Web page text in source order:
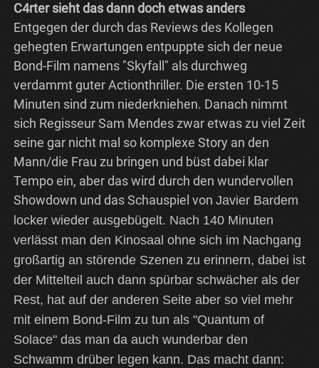
C4rter sieht das dann doch etwas anders
Entgegen der durch das Reviews des Kollegen
gehegten Erwartungen entpuppte sich der neue
Bond-Film namens "Skyfall" als durchweg
verdammt guter Actionthriller. Die ersten 10-15
Minuten sind zum niederkniehen. Danach nimmt
sich Regisseur Sam Mendes zwar etwas zu viel Zeit
seine gar nicht mal so komplexe Story an den
Mann/die Frau zu bringen und büst dabei klar
Tempo ein, aber das wird durch den wundervollen
Showdown und das Schauspiel von Javier Bardem
locker wieder ausgebügelt. Nach 140 Minuten
verlässt man den Kinosaal ohne sich im Nachgang
großartig an störende Szenen zu erinnern, dabei ist
der Mittelteil auch dann spürbar schwächer als der
Rest, hat auf der anderen Seite aber so viel mehr
mit einem Bond-Film zu tun als "Quantum of
Solace" das man da auch wunderbar den
Schwamm drüber legen kann. Das macht dann: